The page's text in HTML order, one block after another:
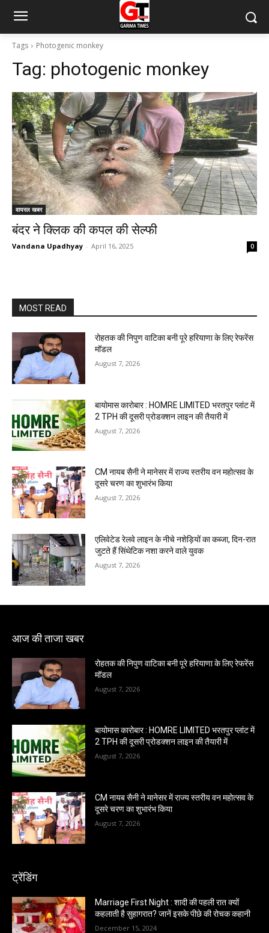
Tags Photogenic monkey
Tag: photogenic monkey
वायरल खबर
बंदर ने क्लिक की कपल की सेल्फी
Vandana Upadhyay - April 16, 2025 0
MOST READ
रोहतक की निपुण वाटिका बनी पूरे हरियाणा के लिए रेफरेंस
मॉडल
August 7, 2026
बायोमास कारोबार : HOMRE LIMITED भरतपुर प्लांट में
2 TPH की दूसरी प्रोडक्शन लाइन की तैयारी में
August 7, 2026
CM नायब सैनी ने मानेसर में राज्य स्तरीय वन महोत्सव के
दूसरे चरण का शुभारंभ किया
August 7, 2026
एलिवेटेड रेलवे लाइन के नीचे नशेड़ियों का कब्जा, दिन-रात
जुटते हैं सिंथेटिक नशा करने वाले युवक
August 7, 2026
आज की ताजा खबर
रोहतक की निपुण वाटिका बनी पूरे हरियाणा के लिए रेफरेंस
मॉडल
August 7, 2026
बायोमास कारोबार : HOMRE LIMITED भरतपुर प्लांट में
2 TPH की दूसरी प्रोडक्शन लाइन की तैयारी में
August 7, 2026
CM नायब सैनी ने मानेसर में राज्य स्तरीय वन महोत्सव के
दूसरे चरण का शुभारंभ किया
August 7, 2026
ट्रेंडिंग
Marriage First Night : शादी की पहली रात क्यों
कहलाती है सुहागरात? जानें इसके पीछे की रोचक कहानी
December 15, 2024